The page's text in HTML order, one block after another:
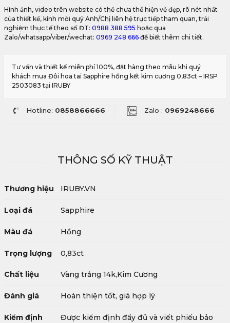
Hình ảnh, video trên website có thể chưa thể hiện vẻ đẹp, rõ nét nhất
của thiết kế, kính mời quý Anh/Chị liên hệ trực tiếp tham quan, trải
nghiệm thực tế theo số ĐT: 0988 388 595 hoặc qua
Zalo/whatsapp/viber/wechat: 0969 248 666 để biết thêm chi tiết.
Tư vấn và thiết kế miễn phí 100%, đặt hàng theo mẫu khi quý
khách mua Đôi hoa tai Sapphire hồng kết kim cương 0,83ct – IRSP
2503083 tại IRUBY
Hotline: 0858866666 Zalo : 0969248666
THÔNG SỐ KỸ THUẬT
Thương hiệu IRUBY.VN
Loại đá Sapphire
Màu đá Hồng
Trọng lượng 0,83ct
Chất liệu Vàng trắng 14k,Kim Cương
Đánh giá Hoàn thiện tốt, giá hợp lý
Kiểm định
Được kiểm định đầy đủ và viết phiếu bảo